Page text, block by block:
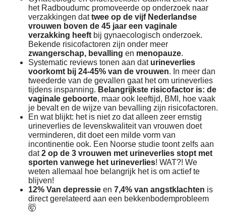
het Radboudumc promoveerde op onderzoek naar
verzakkingen dattwee op de vijf Nederlandse
vrouwen boven de 45 jaar een vaginale
verzakking heeft bij gynaecologisch onderzoek.
Bekende risicofactoren zijn onder meer
zwangerschap, bevalling en menopauze.
Systematic reviews tonen aan dat urineverlies
voorkomt bij 24-45% van de vrouwen. In meer dan
tweederde van de gevallen gaat het om urineverlies
tijdens inspanning. Belangrijkste risicofactor is: de
vaginale geboorte, maar ook leeftijd, BMI, hoe vaak
je bevalt en de wijze van bevalling zijn risicofactoren.
En wat blijkt: het is niet zo dat alleen zeer ernstig
urineverlies de levenskwaliteit van vrouwen doet
verminderen, dit doet een milde vorm van
incontinentie ook. Een Noorse studie toont zelfs aan
dat2 op de 3 vrouwen met urineverlies stopt met
sporten vanwege het urineverlies! WAT?! We
weten allemaal hoe belangrijk het is om actief te
blijven!
12% Van depressie en 7,4% van angstklachten is
direct gerelateerd aan een bekkenbodemprobleem
🤯